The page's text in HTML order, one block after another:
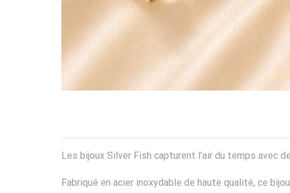
Les bijoux Silver Fish capturent l’air du temps avec
Fabriqué en acier inoxydable de haute qualité, ce